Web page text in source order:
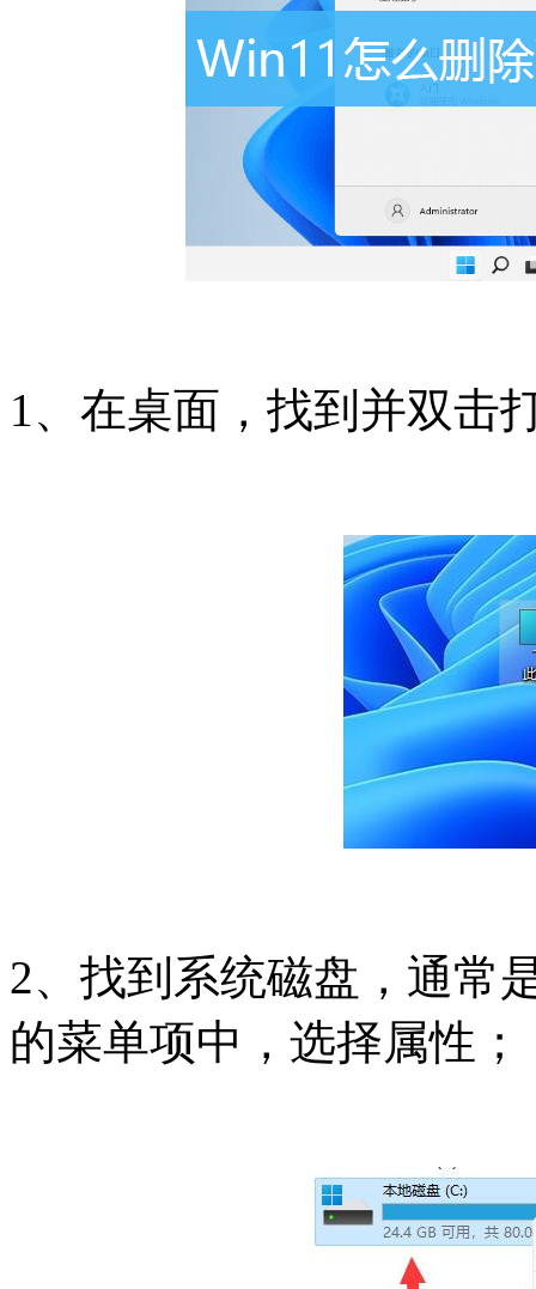
1、在桌面，找到并双击
2、找到系统磁盘，通常
的菜单项中，选择属性；